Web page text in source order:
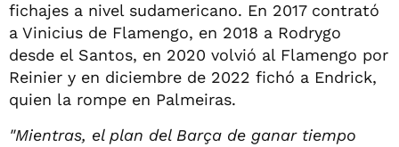
fichajes a nivel sudamericano. En 2017 contrató
a Vinicius de Flamengo, en 2018 a Rodrygo
desde el Santos, en 2020 volvió al Flamengo por
Reinier y en diciembre de 2022 fichó a Endrick,
quien la rompe en Palmeiras.
"Mientras, el plan del Barça de ganar tiempo